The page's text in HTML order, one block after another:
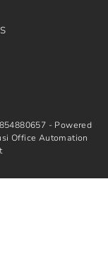
- Powered
Office Automation